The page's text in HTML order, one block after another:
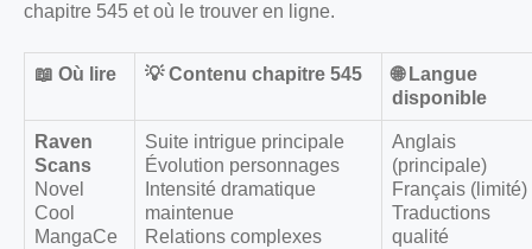
chapitre 545 et où le trouver en ligne.
📖 Où lire 💡 Contenu chapitre 545
🌐 Langue
disponible
Raven
Scans
Novel
Cool
MangaCe
Suite intrigue principale
Évolution personnages
Intensité dramatique
maintenue
Relations complexes
Anglais
(principale)
Français (limité)
Traductions
qualité